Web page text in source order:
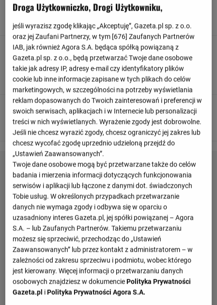
Ander Guevara strzela spoza pola karnego, ale nie niestety
90+ 6'
Kike Garcia wygrywa walkę w powietrzu z zawodnikiem,
którym jest Jesus Vallejo.
90+ 6'
Deportivo Alaves kontroluje piłkę.
Droga Użytkowniczko, Drogi Użytkowniku,
jeśli wyrazisz zgodę klikając „Akceptuję”, Gazeta.pl sp. z o.o.
oraz jej Zaufani Partnerzy, w tym [676] Zaufanych Partnerów
IAB, jak również Agora S.A. będąca spółką powiązaną z
Gazeta.pl sp. z o.o., będą przetwarzać Twoje dane osobowe
takie jak adresy IP, adresy e-mail czy identyfikatory plików
cookie lub inne informacje zapisane w tych plikach do celów
marketingowych, w szczególności na potrzeby wyświetlania
reklam dopasowanych do Twoich zainteresowań i preferencji w
swoich serwisach, aplikacjach i w Internecie lub personalizacji
treści w nich wyświetlanych. Wyrażenie zgody jest dobrowolne.
Jeśli nie chcesz wyrazić zgody, chcesz ograniczyć jej zakres lub
chcesz wycofać zgodę uprzednio udzieloną przejdź do
„Ustawień Zaawansowanych”.
Twoje dane osobowe mogą być przetwarzane także do celów
badania i mierzenia informacji dotyczących funkcjonowania
serwisów i aplikacji lub łączone z danymi dot. świadczonych
Tobie usług. W określonych przypadkach przetwarzanie
danych nie wymaga zgody i odbywa się w oparciu o
uzasadniony interes Gazeta.pl, jej spółki powiązanej – Agora
S.A. – lub Zaufanych Partnerów. Takiemu przetwarzaniu
możesz się sprzeciwić, przechodząc do „Ustawień
Zaawansowanych” lub przez kontakt z administratorem – w
zależności od zakresu sprzeciwu i podmiotu, wobec którego
jest kierowany. Więcej informacji o przetwarzaniu danych
osobowych znajdziesz w dokumencie Polityka Prywatności
Gazeta.pl i Polityka Prywatności Agora S.A.